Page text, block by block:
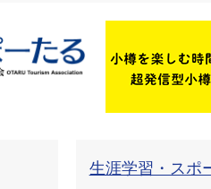
生涯学習・スポ